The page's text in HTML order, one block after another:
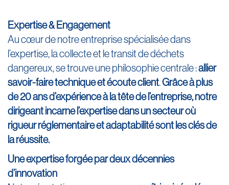
Expertise & Engagement
Au cœur de notre entreprise spécialisée dans
l’expertise, la collecte et le transit de déchets
dangereux, se trouve une philosophie centrale :allier
savoir-faire technique et écoute client.Grâce à plus
de 20 ans d’expérience à la tête de l’entreprise, notre
dirigeant incarne l’expertise dans un secteur où
rigueur réglementaire et adaptabilité sont les clés de
la réussite.
Une expertise forgée par deux décennies
d’innovation